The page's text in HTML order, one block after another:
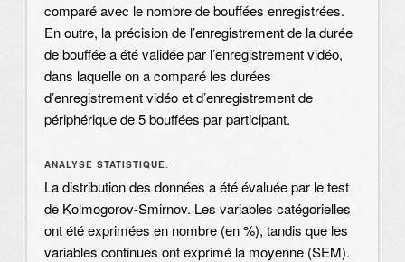
comparé avec le nombre de bouffées enregistrées.
En outre, la précision de l’enregistrement de la durée
de bouffée a été validée par l’enregistrement vidéo,
dans laquelle on a comparé les durées
d’enregistrement vidéo et d’enregistrement de
périphérique de 5 bouffées par participant.
ANALYSE STATISTIQUE
La distribution des données a été évaluée par le test
de Kolmogorov-Smirnov. Les variables catégorielles
ont été exprimées en nombre (en %), tandis que les
variables continues ont exprimé la moyenne (SEM).